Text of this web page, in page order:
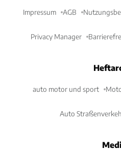
Impressum AGB
Privacy Manager
auto motor und sport
Auto